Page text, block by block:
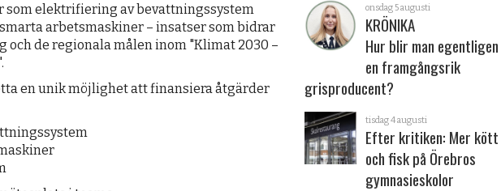
som elektrifiering av bevattningssystem
arbetsmaskiner – insatser som bidrar
och de regionala målen inom "Klimat 2030 –
en unik möjlighet att finansiera åtgärder
onsdag 5 augusti
KRÖNIKA
Hur blir man egentligen
en framgångsrik
grisproducent?
tisdag 4 augusti
Efter kritiken: Mer kött
och fisk på Örebros
gymnasieskolor